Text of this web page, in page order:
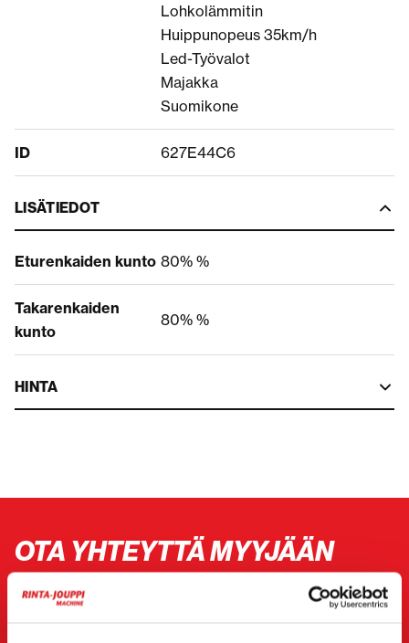
Lohkolämmitin
Huippunopeus 35km/h
Led-Työvalot
Majakka
Suomikone
ID 627E44C6
LISÄTIEDOT
Eturenkaiden kunto 80% %
Takarenkaiden
kunto
80% %
HINTA
OTA YHTEYTTÄ MYYJÄÄN
ViestiJCB 407
myyjälle. Hän on sinuun yhteydessä